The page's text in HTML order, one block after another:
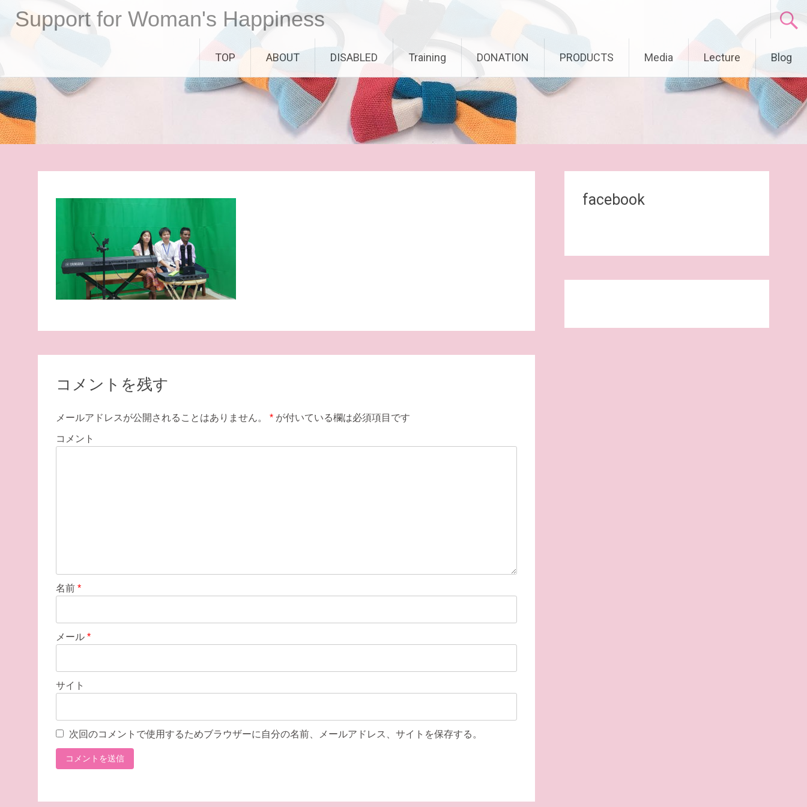
へ
ス
キ
ッ
プ
Support for Woman's Happiness
TOP ABOUT DISABLED Training DONATION PRODUCTS Media Lecture Blog
コメントを残す
メールアドレスが公開されることはありません。 * が付いている欄は必須項目です
コメント
名前 *
メール *
サイト
次回のコメントで使用するためブラウザーに自分の名前、メールアドレス、サイトを保存する。
facebook